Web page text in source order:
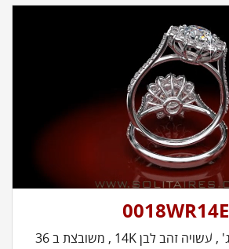
0018WR14E
טבעת אירוסין וינטאג' , עשויה זהב לבן 14K , משובצת ב 36